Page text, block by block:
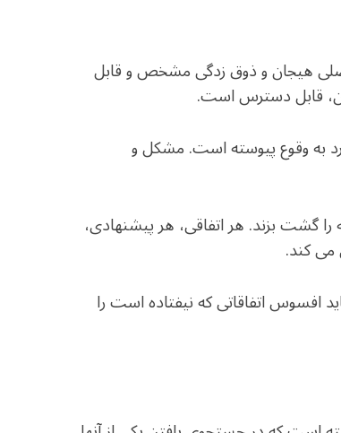
هیجان و ذوق زدگی مشخص و قابل
قابل دسترس است.
به وقوع پیوسته است. مشکل و
گشت بزند. هر اتفاقی، هر پیشنهادی،
کند.
افسوس اتفاقاتی که نیفتاده است را